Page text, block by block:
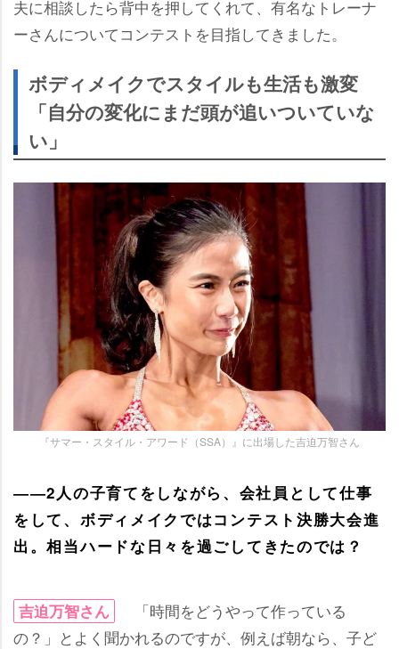
夫に相談したら背中を押してくれて、有名なトレーナ
ーさんについてコンテストを目指してきました。
ボディメイクでスタイルも生活も激変
「自分の変化にまだ頭が追いついていな
い」
『サマー・スタイル・アワード（SSA）』に出場した吉迫万智さん
――2人の子育てをしながら、会社員として仕事
をして、ボディメイクではコンテスト決勝大会進
出。相当ハードな日々を過ごしてきたのでは？
吉迫万智さん
「時間をどうやって作っている
の？」とよく聞かれるのですが、例えば朝なら、子ど